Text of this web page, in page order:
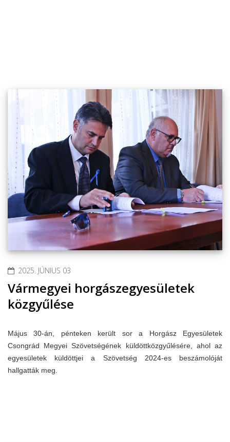
2025. JÚNIUS 03
Vármegyei horgászegyesületek
közgyűlése
Május 30-án, pénteken került sor a Horgász Egyesületek
Csongrád Megyei Szövetségének küldöttközgyűlésére, ahol az
egyesületek küldöttjei a Szövetség 2024-es beszámolóját
hallgatták meg.